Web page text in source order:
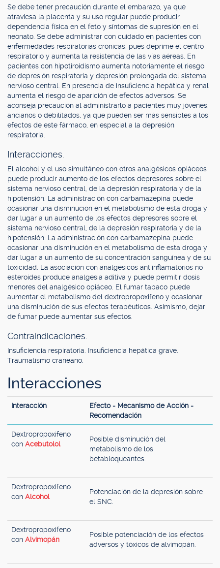
Se debe tener precaución durante el embarazo, ya que
atraviesa la placenta y su uso regular puede producir
dependencia física en el feto y síntomas de supresión en el
neonato. Se debe administrar con cuidado en pacientes con
enfermedades respiratorias crónicas, pues deprime el centro
respiratorio y aumenta la resistencia de las vías aéreas. En
pacientes con hipotiroidismo aumenta notoriamente el riesgo
de depresión respiratoria y depresión prolongada del sistema
nervioso central. En presencia de insuficiencia hepática y renal
aumenta el riesgo de aparición de efectos adversos. Se
aconseja precaución al administrarlo a pacientes muy jóvenes,
ancianos o debilitados, ya que pueden ser más sensibles a los
efectos de este fármaco, en especial a la depresión
respiratoria.
Interacciones.
El alcohol y el uso simultáneo con otros analgésicos opiáceos
puede producir aumento de los efectos depresores sobre el
sistema nervioso central, de la depresión respiratoria y de la
hipotensión. La administración con carbamazepina puede
ocasionar una disminución en el metabolismo de esta droga y
dar lugar a un aumento de los efectos depresores sobre el
sistema nervioso central, de la depresión respiratoria y de la
hipotensión. La administración con carbamazepina puede
ocasionar una disminución en el metabolismo de esta droga y
dar lugar a un aumento de su concentración sanguínea y de su
toxicidad. La asociación con analgésicos antiinflamatorios no
esteroides produce analgesia aditiva y puede permitir dosis
menores del analgésico opiáceo. El fumar tabaco puede
aumentar el metabolismo del dextropropoxifeno y ocasionar
una disminución de sus efectos terapéuticos. Asimismo, dejar
de fumar puede aumentar sus efectos.
Contraindicaciones.
Insuficiencia respiratoria. Insuficiencia hepática grave.
Traumatismo craneano.
Interacciones
Interacción
Efecto - Mecanismo de Acción -
Recomendación
Dextropropoxifeno
con Acebutolol
Posible disminución del
metabolismo de los
betabloqueantes.
Dextropropoxifeno
con Alcohol
Potenciación de la depresión sobre
el SNC.
Dextropropoxifeno
con Alvimopán
Posible potenciación de los efectos
adversos y tóxicos de alvimopán.